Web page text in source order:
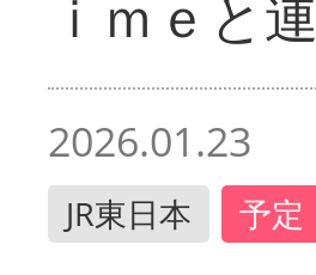
ｉｍｅと
2026.01.23
JR東日本 予定